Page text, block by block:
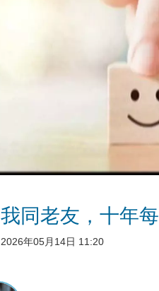
我同老友，十年
2026年05月14日 11:20